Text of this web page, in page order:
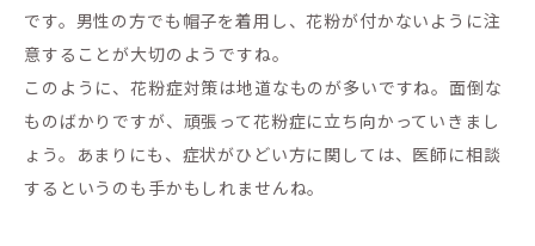
です。男性の方でも帽子を着用し、花粉が付かないように注
意することが大切のようですね。
このように、花粉症対策は地道なものが多いですね。面倒な
ものばかりですが、頑張って花粉症に立ち向かっていきまし
ょう。あまりにも、症状がひどい方に関しては、医師に相談
するというのも手かもしれませんね。